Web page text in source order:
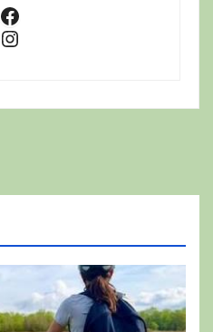
Facebook
Instagram